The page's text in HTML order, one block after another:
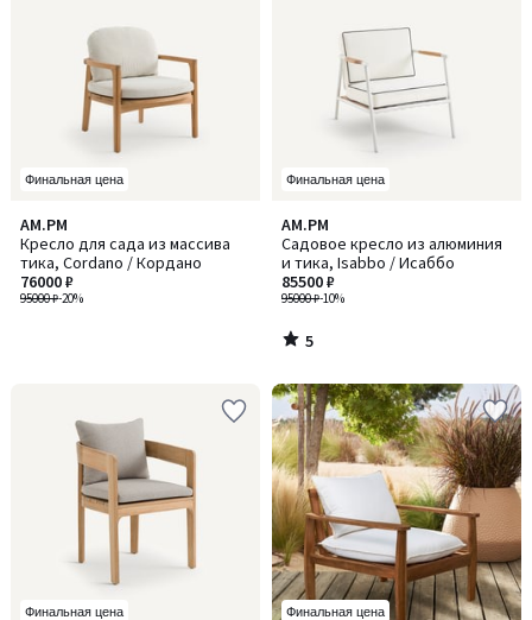
Финальная цена
AM.PM
Кресло для сада из массива
тика, Cordano / Кордано
95000 ₽-20%
76000 ₽
Финальная цена
AM.PM
Садовое кресло из алюминия
и тика, Isabbo / Исаббо
95000 ₽-10%
85500 ₽
5
/
5
5
/
Финальная цена Финальная цена